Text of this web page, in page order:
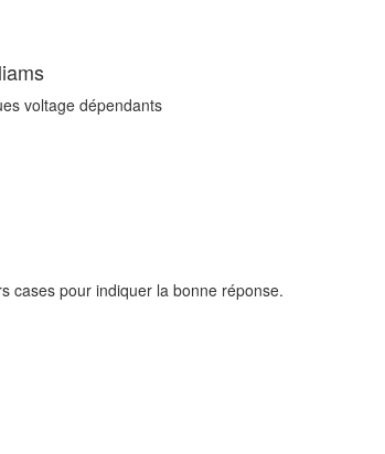
voltage dépendants
cases pour indiquer la bonne réponse.